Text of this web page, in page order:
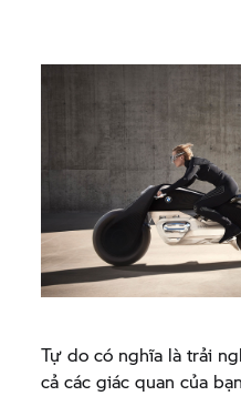
kết nối hơn, ngày càng
tương tự trở nên rõ
Tự do có nghĩa là trải
cả các giác quan của